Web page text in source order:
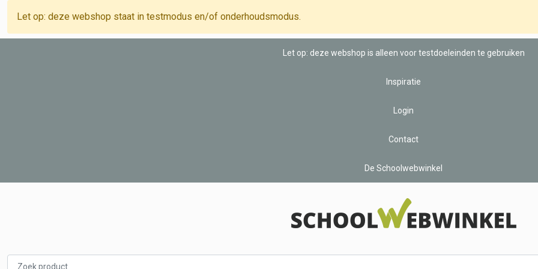
Let op: deze webshop staat in testmodus en/of onderhoudsmodus.
Let op: deze webshop is alleen voor testdoeleinden te gebruiken
Inspiratie
Login
Contact
De Schoolwebwinkel